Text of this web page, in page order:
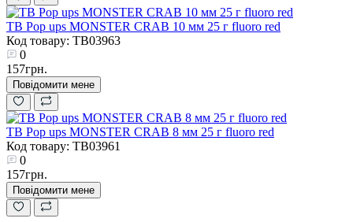
TB Pop ups MONSTER CRAB 10 мм 25 г fluoro red
Код товару: TB03963
0
157грн.
Повідомити мене
TB Pop ups MONSTER CRAB 8 мм 25 г fluoro red
Код товару: TB03961
0
157грн.
Повідомити мене